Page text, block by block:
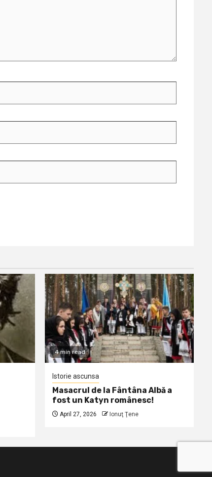
4 min read
Istorie ascunsa
Masacrul de la Fântâna Albă a
fost un Katyn românesc!
April 27, 2026 Ionuţ Ţene